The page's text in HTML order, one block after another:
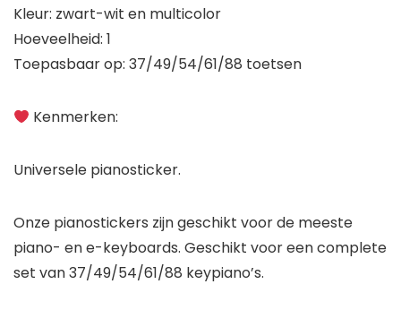
Kleur: zwart-wit en multicolor
Hoeveelheid: 1
Toepasbaar op: 37/49/54/61/88 toetsen
Kenmerken:
Universele pianosticker.
Onze pianostickers zijn geschikt voor de meeste
piano- en e-keyboards. Geschikt voor een complete
set van 37/49/54/61/88 keypiano’s.